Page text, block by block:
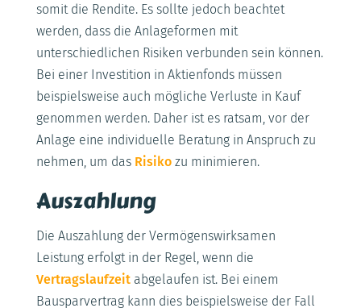
somit die Rendite. Es sollte jedoch beachtet
werden, dass die Anlageformen mit
unterschiedlichen Risiken verbunden sein können.
Bei einer Investition in Aktienfonds müssen
beispielsweise auch mögliche Verluste in Kauf
genommen werden. Daher ist es ratsam, vor der
Anlage eine individuelle Beratung in Anspruch zu
nehmen, um das Risikozu minimieren.
Auszahlung
Die Auszahlung der Vermögenswirksamen
Leistung erfolgt in der Regel, wenn die
Vertragslaufzeitabgelaufen ist. Bei einem
Bausparvertrag kann dies beispielsweise der Fall